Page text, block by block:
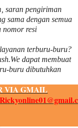
saran pengiriman
sama dengan semua
nomorresi
terburu-buru?
dapat membuat
buru dibutuhkan
VIA GMAIL